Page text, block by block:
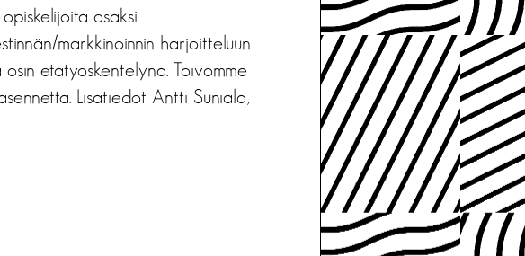
osaksi
markkinoinnin harjoitteluun.
etätyöskentelynä. Toivomme
Lisätiedot Antti Suniala,